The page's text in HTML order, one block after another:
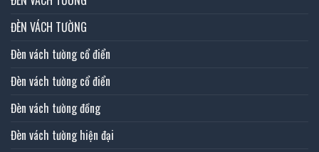
ĐÈN VÁCH TƯỜNG
Đèn vách tường cổ điển
Đèn vách tường cổ điển
Đèn vách tường đồng
Đèn vách tường hiện đại